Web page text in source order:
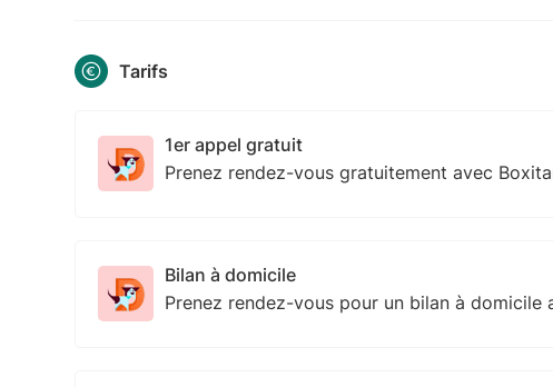
Tarifs
1er appel gratuit
Prenez rendez-vous gratuitement avec
Bilan à domicile
Prenez rendez-vous pour un bilan à domicile